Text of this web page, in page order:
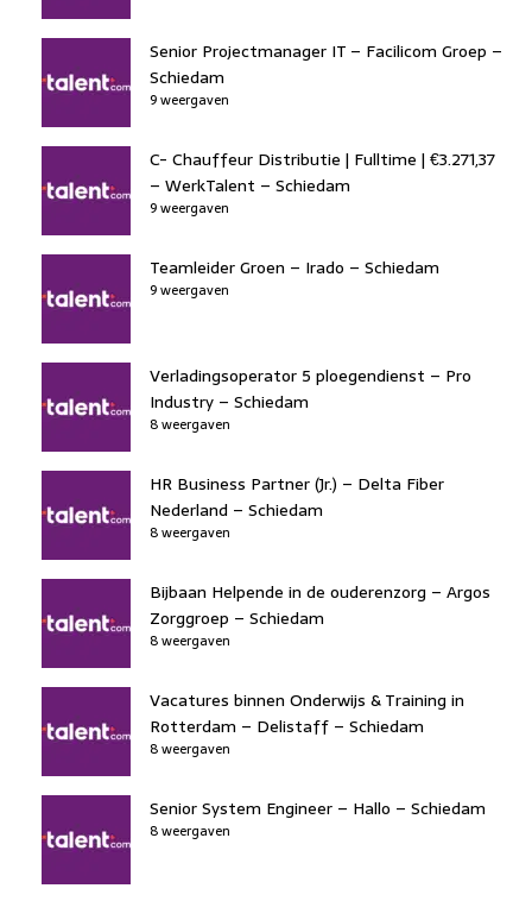
Senior Projectmanager IT – Facilicom Groep –
Schiedam
9 weergaven
C- Chauffeur Distributie | Fulltime | €3.271,37
– WerkTalent – Schiedam
9 weergaven
Teamleider Groen – Irado – Schiedam
9 weergaven
Verladingsoperator 5 ploegendienst – Pro
Industry – Schiedam
8 weergaven
HR Business Partner (Jr.) – Delta Fiber
Nederland – Schiedam
8 weergaven
Bijbaan Helpende in de ouderenzorg – Argos
Zorggroep – Schiedam
8 weergaven
Vacatures binnen Onderwijs & Training in
Rotterdam – Delistaff – Schiedam
8 weergaven
Senior System Engineer – Hallo – Schiedam
8 weergaven